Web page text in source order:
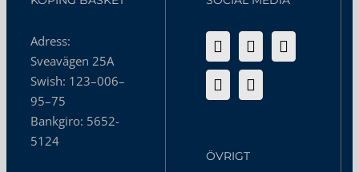
Adress:
Sveavägen 25A
Swish: 123–006–
95–75
Bankgiro: 5652-
5124
ÖVRIGT